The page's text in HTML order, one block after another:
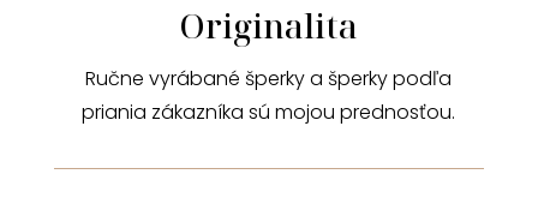
Originalita
Ručne vyrábané šperky a šperky podľa
priania zákazníka sú mojou prednosťou.